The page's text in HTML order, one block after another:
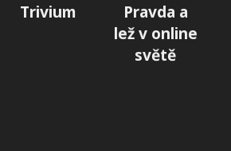
Trivium
Pravda a
lež v online
světě